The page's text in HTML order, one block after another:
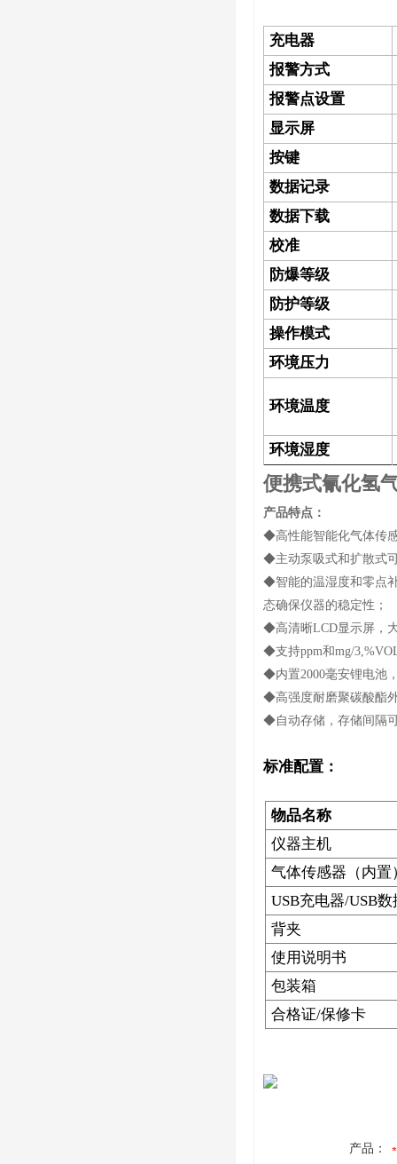
充电器
报警方式
报警点设置
显示屏
按键
数据记录
数据下载
校准
防爆等级
防护等级
操作模式
环境压力
环境温度
环境湿度
便携式氰化氢
产品特点：
◆高性能智能化气体传
◆主动泵吸式和扩散式
◆智能的温湿度和零点
态确保仪器的稳定性；
◆高清晰LCD显示屏，
◆支持ppm和mg/
◆内置2000毫安锂电池
◆高强度耐磨聚碳酸酯
◆自动存储，存储间隔
标准配置：
物品名称
仪器主机
气体传感器（内置
USB充电器/USB数
背夹
使用说明书
包装箱
合格证/保修卡
产品：